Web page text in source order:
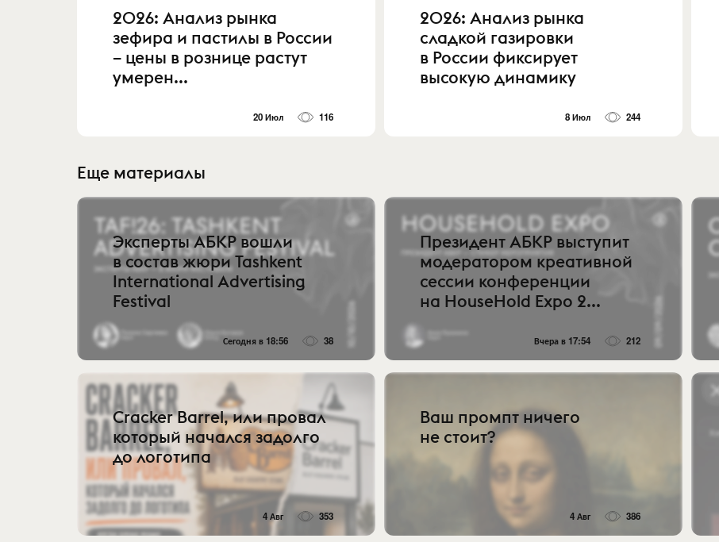
2026: Анализ рынка
зефира и пастилы в России
– цены в рознице растут
умерен...
20 Июл 116
2026: Анализ рынка
сладкой газировки
в России фиксирует
высокую динамику
8 Июл 244
Еще материалы
Эксперты АБКР вошли
в состав жюри Tashkent
International Advertising
Festival
Сегодня в 18:56 38
Президент АБКР выступит
модератором креативной
сессии конференции
на HouseHold Expo 2...
Вчера в 17:54 212
Cracker Barrel, или провал
который начался задолго
до логотипа
4 Авг 353
Ваш промпт ничего
не стоит?
4 Авг 386